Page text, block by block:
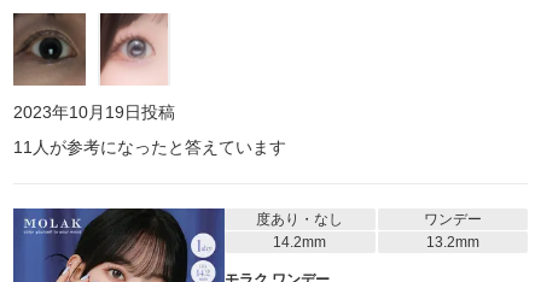
くくりくりになります。おっきく感じるのに内側がグラデーション
ぽくなっていて、のっぺり宇宙人感はないです。かわいい！！
2023年10月19日投稿
11 人が参考になったと答えています
度あり・なし
ワンデー
14.2mm
13.2mm